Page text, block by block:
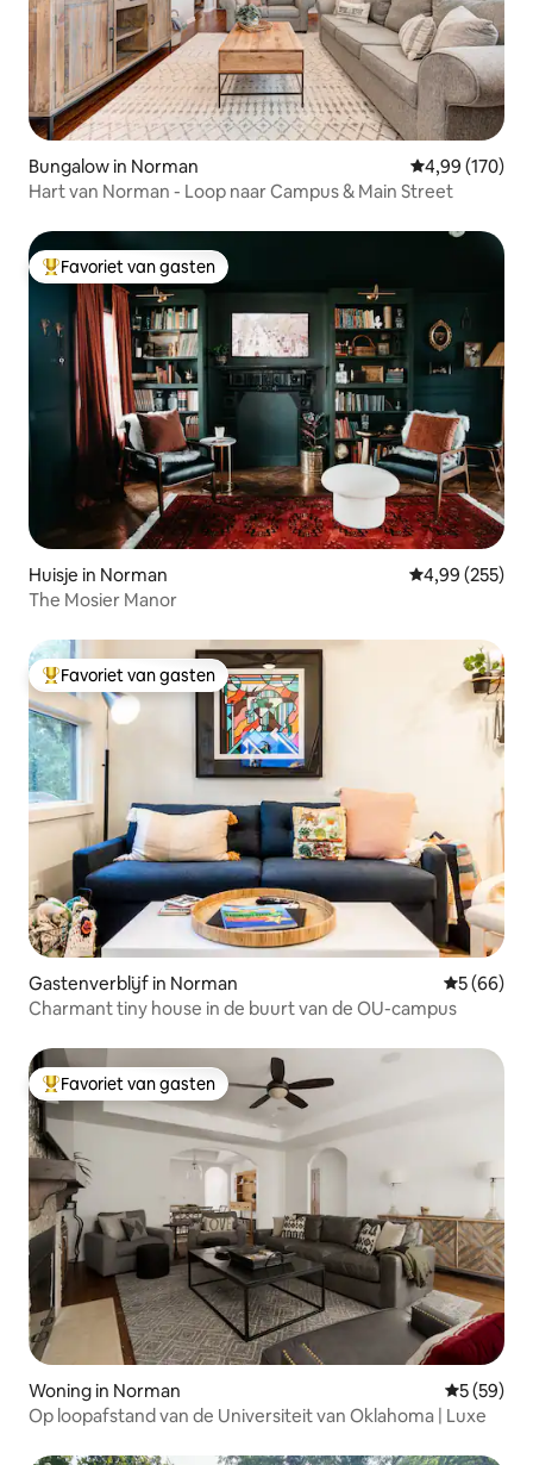
Bungalow in Norman Gemiddelde
4,99 (170)
Hart van Norman - Loop naar Campus & Main Street
Topfavoriet van gasten
Favoriet van gasten
Huisje in Norman Gemiddelde
4,99 (255)
The Mosier Manor
Topfavoriet van gasten
Favoriet van gasten
Gastenverblijf in Norman
5 (66)
Charmant tiny house in de buurt van de OU-campus
Topfavoriet van gasten
Favoriet van gasten
Woning in Norman
5 (59)
Op loopafstand van de Universiteit van Oklahoma | Luxe